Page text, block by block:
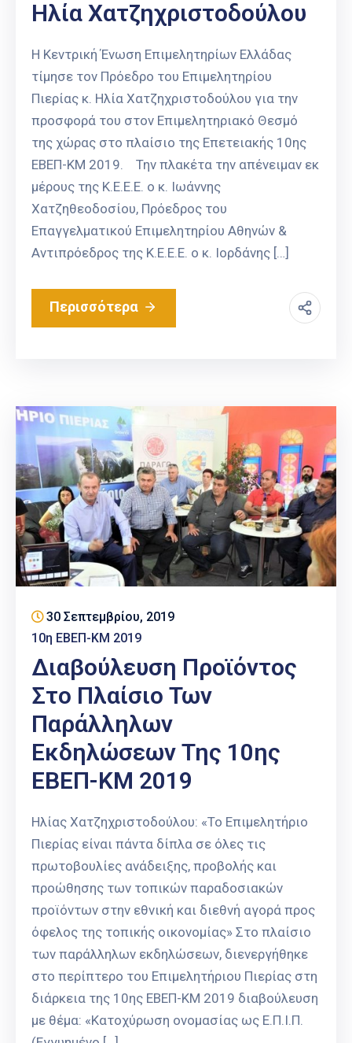
Ηλία Χατζηχριστοδούλου
Η Κεντρική Ένωση Επιμελητηρίων Ελλάδας
τίμησε τον Πρόεδρο του Επιμελητηρίου
Πιερίας κ. Ηλία Χατζηχριστοδούλου για την
προσφορά του στον Επιμελητηριακό Θεσμό
της χώρας στο πλαίσιο της Επετειακής 10ης
ΕΒΕΠ-ΚΜ 2019. Την πλακέτα την απένειμαν εκ
μέρους της Κ.Ε.Ε.Ε. ο κ. Ιωάννης
Χατζηθεοδοσίου, Πρόεδρος του
Επαγγελματικού Επιμελητηρίου Αθηνών &
Αντιπρόεδρος της Κ.Ε.Ε.Ε. ο κ. Ιορδάνης […]
Περισσότερα
30 Σεπτεμβρίου, 2019
10η ΕΒΕΠ-ΚΜ 2019
Διαβούλευση Προϊόντος
Στο Πλαίσιο Των
Παράλληλων
Εκδηλώσεων Της 10ης
ΕΒΕΠ-ΚΜ 2019
Ηλίας Χατζηχριστοδούλου: «Το Επιμελητήριο
Πιερίας είναι πάντα δίπλα σε όλες τις
πρωτοβουλίες ανάδειξης, προβολής και
προώθησης των τοπικών παραδοσιακών
προϊόντων στην εθνική και διεθνή αγορά προς
όφελος της τοπικής οικονομίας» Στο πλαίσιο
των παράλληλων εκδηλώσεων, διενεργήθηκε
στο περίπτερο του Επιμελητήριου Πιερίας στη
διάρκεια της 10ης ΕΒΕΠ-ΚΜ 2019 διαβούλευση
με θέμα: «Κατοχύρωση ονομασίας ως Ε.Π.Ι.Π.